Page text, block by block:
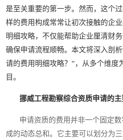
是至关重要的第一步。然而，这个
样的费用构成常常让初次接触的企
明细攻略，不仅能帮助企业厘清财
确保申请流程顺畅。本文将深入剖
请的费用明细攻略？”，从多个维度
目。
挪威工程勘察综合资质申请的主
申请资质的费用并非一个固定数
成的动态总和。它主要可以划分为